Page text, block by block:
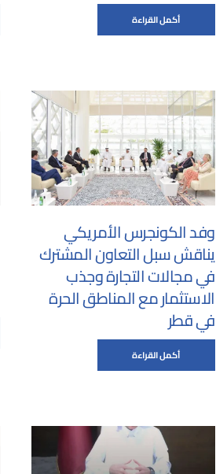
أكمل القراءة
وفد الكونجرس الأمريكي
يناقش سبل التعاون المشترك
في مجالات التجارة وجذب
الاستثمار مع المناطق الحرة
في قطر
أكمل القراءة